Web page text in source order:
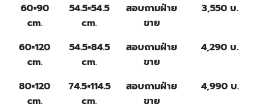
60×90
cm.
54.5×54.5
cm.
สอบถามฝ่าย
ขาย
3,550 บ.
60×120
cm.
54.5×84.5
cm.
สอบถามฝ่าย
ขาย
4,290 บ.
80×120
cm.
74.5×114.5
cm.
สอบถามฝ่าย
ขาย
4,990 บ.